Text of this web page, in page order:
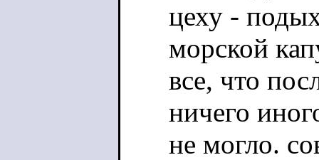
цеху -
морской
все, что
ничего
не могло.